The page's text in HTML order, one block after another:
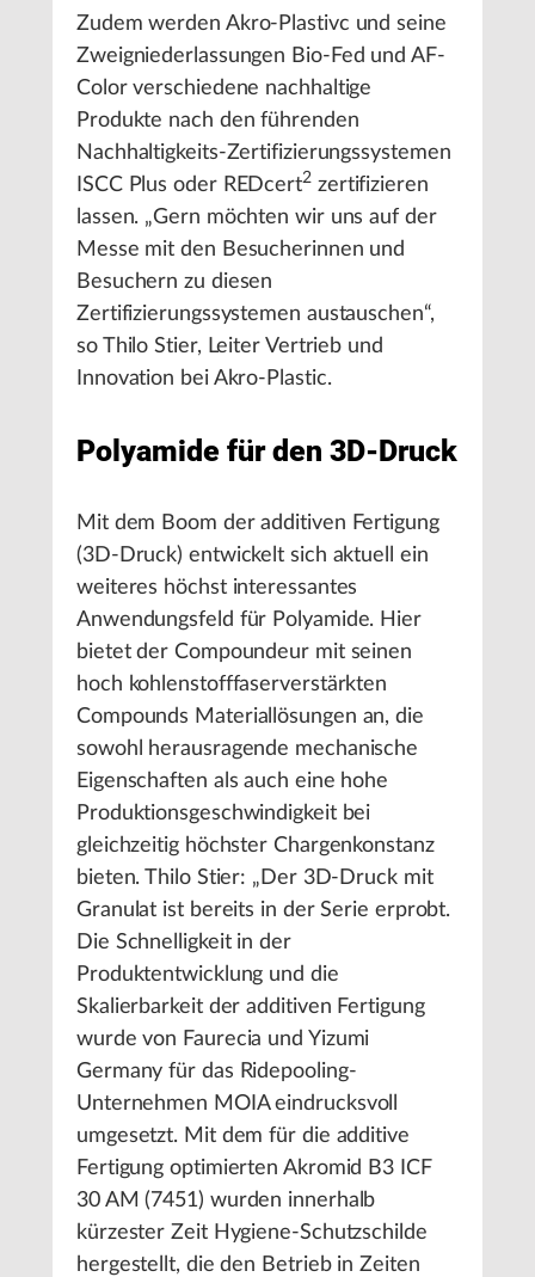
Zudem werden Akro-Plastivc und seine
Zweigniederlassungen Bio-Fed und AF-
Color verschiedene nachhaltige
Produkte nach den führenden
Nachhaltigkeits-Zertifizierungssystemen
ISCC Plus oder REDcert2zertifizieren
lassen. „Gern möchten wir uns auf der
Messe mit den Besucherinnen und
Besuchern zu diesen
Zertifizierungssystemen austauschen“,
so Thilo Stier, Leiter Vertrieb und
Innovation bei Akro-Plastic.
Polyamide für den 3D-Druck
Mit dem Boom der additiven Fertigung
(3D-Druck) entwickelt sich aktuell ein
weiteres höchst interessantes
Anwendungsfeld für Polyamide. Hier
bietet der Compoundeur mit seinen
hoch kohlenstofffaserverstärkten
Compounds Materiallösungen an, die
sowohl herausragende mechanische
Eigenschaften als auch eine hohe
Produktionsgeschwindigkeit bei
gleichzeitig höchster Chargenkonstanz
bieten. Thilo Stier: „Der 3D-Druck mit
Granulat ist bereits in der Serie erprobt.
Die Schnelligkeit in der
Produktentwicklung und die
Skalierbarkeit der additiven Fertigung
wurde von Faurecia und Yizumi
Germany für das Ridepooling-
Unternehmen MOIA eindrucksvoll
umgesetzt. Mit dem für die additive
Fertigung optimierten Akromid B3 ICF
30 AM (7451) wurden innerhalb
kürzester Zeit Hygiene-Schutzschilde
hergestellt, die den Betrieb in Zeiten